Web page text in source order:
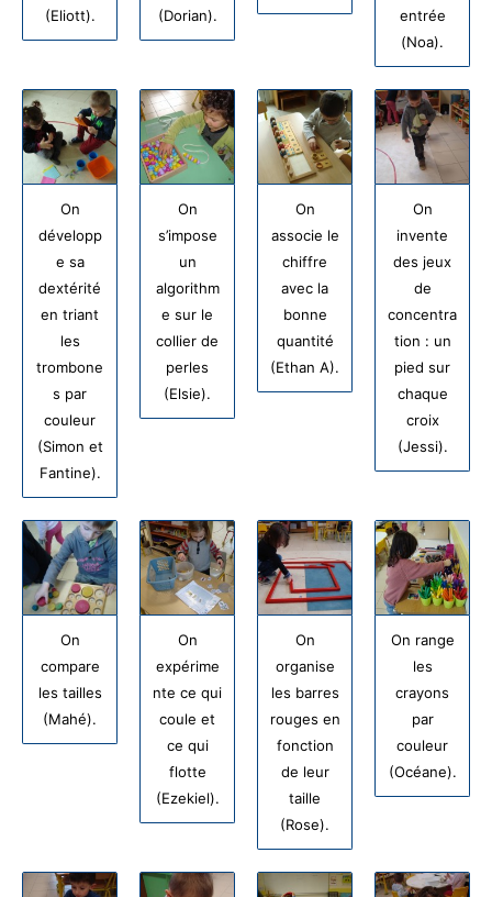
(Eliott).
(Dorian).
entrée
(Noa).
On
développ
e sa
dextérité
en triant
les
trombone
s par
couleur
(Simon et
Fantine).
On
s’impose
un
algorithm
e sur le
collier de
perles
(Elsie).
On
associe le
chiffre
avec la
bonne
quantité
(Ethan A).
On
invente
des jeux
de
concentra
tion : un
pied sur
chaque
croix
(Jessi).
On
compare
les tailles
(Mahé).
On
expérime
nte ce qui
coule et
ce qui
flotte
(Ezekiel).
On
organise
les barres
rouges en
fonction
de leur
taille
(Rose).
On range
les
crayons
par
couleur
(Océane).